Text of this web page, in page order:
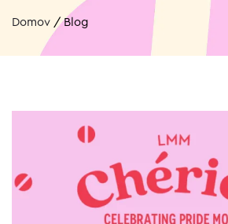
Domov /Blog